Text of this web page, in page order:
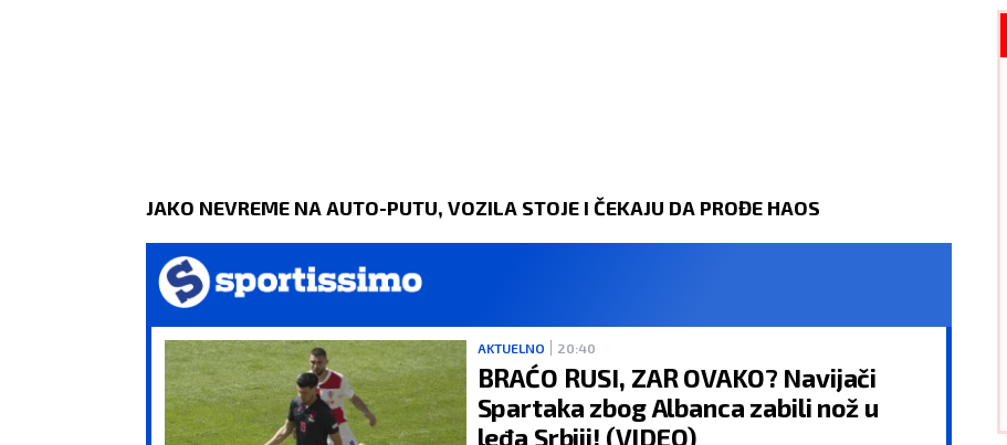
JAKO NEVREME NA AUTO-PUTU, VOZILA STOJE I ČEKAJU DA PROĐE HAOS
AKTUELNO 20:40
BRAĆO RUSI, ZAR OVAKO? Navijači
Spartaka zbog Albanca zabili nož u
leđa Srbiji! (VIDEO)